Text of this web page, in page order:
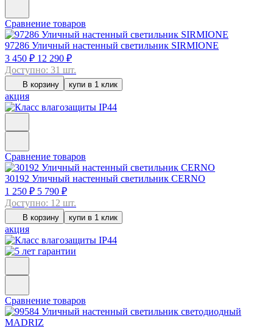
Сравнение товаров
97286 Уличный настенный светильник SIRMIONE
3 450 ₽ 12 290 ₽
Доступно: 31 шт.
В корзину купи в 1 клик
акция
Сравнение товаров
30192 Уличный настенный светильник CERNO
1 250 ₽ 5 790 ₽
Доступно: 12 шт.
В корзину купи в 1 клик
акция
Сравнение товаров